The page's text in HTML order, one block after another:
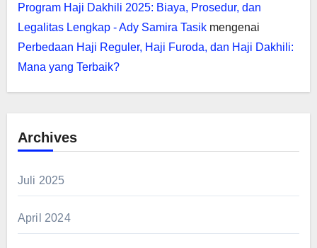
Program Haji Dakhili 2025: Biaya, Prosedur, dan
Legalitas Lengkap - Ady Samira Tasikmengenai
Perbedaan Haji Reguler, Haji Furoda, dan Haji Dakhili:
Mana yang Terbaik?
Archives
Juli 2025
April 2024